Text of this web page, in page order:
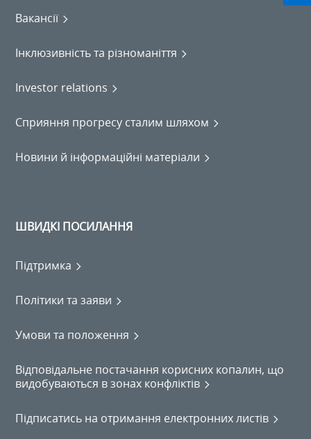
Вакансії
Інклюзивність та різноманіття
Investor relations
Сприяння прогресу сталим шляхом
Новини й інформаційні матеріали
ШВИДКІ ПОСИЛАННЯ
Підтримка
Політики та заяви
Умови та положення
Відповідальне постачання корисних копалин, що
видобуваються в зонах конфліктів
Підписатись на отримання електронних листів